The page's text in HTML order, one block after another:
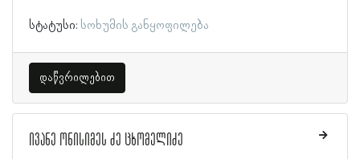
სტატუსი: სოხუმის განყოფილება
დაწვრილებით
ივანე ონისიმეს ძე ცხომელიძე